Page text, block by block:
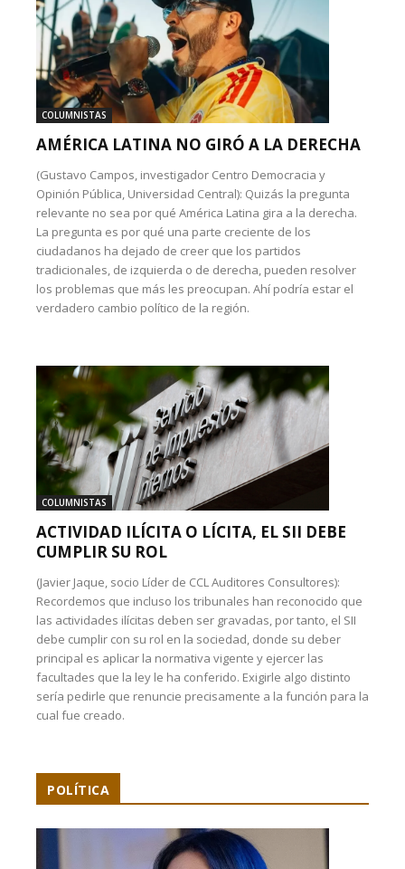
COLUMNISTAS
AMÉRICA LATINA NO GIRÓ A LA DERECHA
(Gustavo Campos, investigador Centro Democracia y
Opinión Pública, Universidad Central): Quizás la pregunta
relevante no sea por qué América Latina gira a la derecha.
La pregunta es por qué una parte creciente de los
ciudadanos ha dejado de creer que los partidos
tradicionales, de izquierda o de derecha, pueden resolver
los problemas que más les preocupan. Ahí podría estar el
verdadero cambio político de la región.
COLUMNISTAS
ACTIVIDAD ILÍCITA O LÍCITA, EL SII DEBE
CUMPLIR SU ROL
(Javier Jaque, socio Líder de CCL Auditores Consultores):
Recordemos que incluso los tribunales han reconocido que
las actividades ilícitas deben ser gravadas, por tanto, el SII
debe cumplir con su rol en la sociedad, donde su deber
principal es aplicar la normativa vigente y ejercer las
facultades que la ley le ha conferido. Exigirle algo distinto
sería pedirle que renuncie precisamente a la función para la
cual fue creado.
POLÍTICA